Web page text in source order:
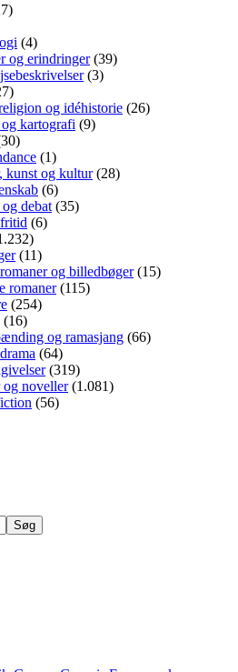
(4)
og erindringer(39)
(3)
og idéhistorie (26)
kartografi (9)
(1)
kunst og kultur(28)
(6)
debat (35)
(6)
(11)
og billedbøger(15)
romaner(115)
(254)
(16)
og ramasjang (66)
(64)
(319)
og noveller(1.081)
(56)